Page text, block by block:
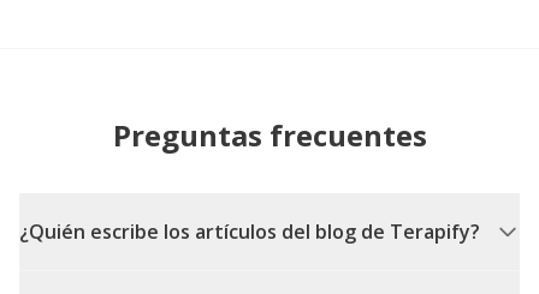
Preguntas frecuentes
¿Quién escribe los artículos del blog de Terapify?